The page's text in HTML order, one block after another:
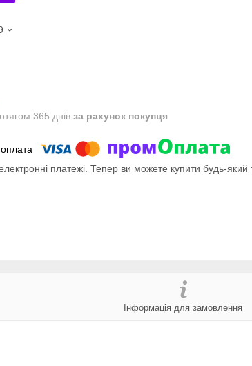
365 днів за рахунок покупця
платежі. Тепер ви можете купити будь-який
Інформація для замовлення